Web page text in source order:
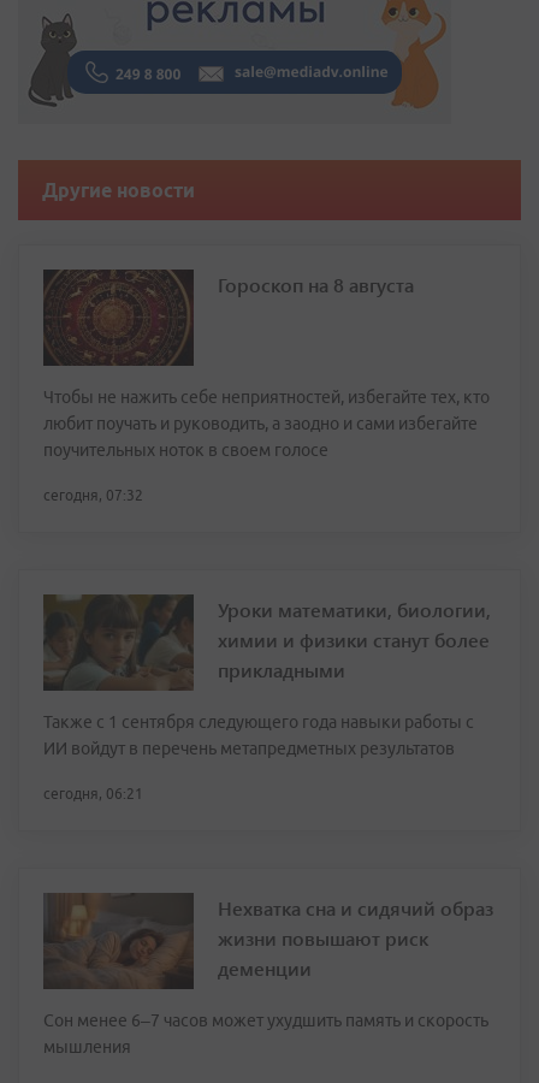
Другие новости
Гороскоп на 8 августа
Чтобы не нажить себе неприятностей, избегайте тех, кто
любит поучать и руководить, а заодно и сами избегайте
поучительных ноток в своем голосе
сегодня, 07:32
Уроки математики, биологии,
химии и физики станут более
прикладными
Также с 1 сентября следующего года навыки работы с
ИИ войдут в перечень метапредметных результатов
сегодня, 06:21
Нехватка сна и сидячий образ
жизни повышают риск
деменции
Сон менее 6–7 часов может ухудшить память и скорость
мышления